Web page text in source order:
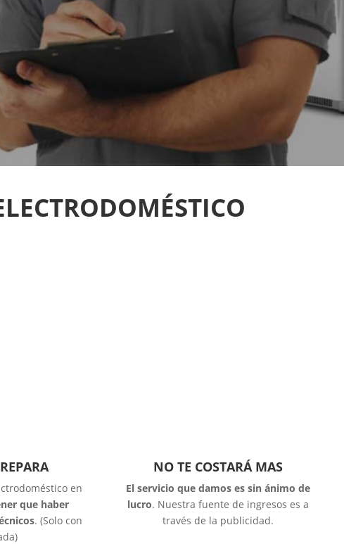
en
que haber
. (Solo con
NO TE COSTARÁ MAS
El servicio que damos es sin ánimo de
lucro. Nuestra fuente de ingresos es a
través de la publicidad.